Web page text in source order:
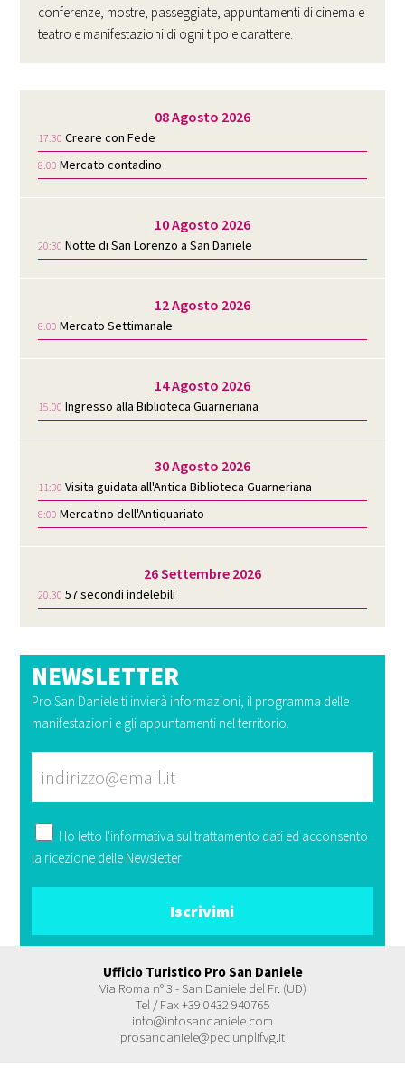
conferenze, mostre, passeggiate, appuntamenti di cinema e
teatro e manifestazioni di ogni tipo e carattere.
08 Agosto 2026
17:30 Creare con Fede
8.00 Mercato contadino
10 Agosto 2026
20:30 Notte di San Lorenzo a San Daniele
12 Agosto 2026
8.00 Mercato Settimanale
14 Agosto 2026
15.00 Ingresso alla Biblioteca Guarneriana
30 Agosto 2026
11:30 Visita guidata all'Antica Biblioteca Guarneriana
8:00 Mercatino dell'Antiquariato
26 Settembre 2026
20.30 57 secondi indelebili
NEWSLETTER
Pro San Daniele ti invierà informazioni, il programma delle
manifestazioni e gli appuntamenti nel territorio.
Ho letto l'informativa sul trattamento dati ed acconsento
la ricezione delle Newsletter
Ufficio Turistico Pro San Daniele
Via Roma n° 3 - San Daniele del Fr. (UD)
Tel / Fax +39 0432 940765
info@infosandaniele.com
prosandaniele@pec.unplifvg.it